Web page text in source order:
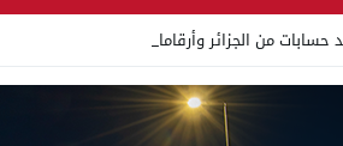
الجزائر وأرقاما بـ”213+” ضمن _